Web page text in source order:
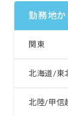
勤務地
関東
北海道/東
北陸/甲信